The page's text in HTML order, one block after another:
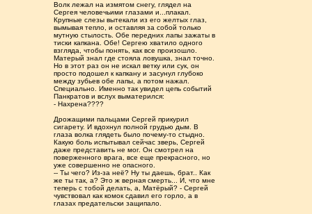
Волк лежал на измятом снегу, глядел на
Сергея человечьими глазами и...плакал.
Крупные слезы вытекали из его желтых глаз,
вымывая тепло, и оставляя за собой только
мутную стылость. Обе передних лапы зажаты в
тиски капкана. Обе! Сергею хватило одного
взгляда, чтобы понять, как все произошло.
Матерый знал где стояла ловушка, знал точно.
Но в этот раз он не искал ветку или сук, он
просто подошел к капкану и засунул глубоко
между зубьев обе лапы, а потом нажал.
Специально. Именно так увидел цепь событий
Панкратов и вслух выматерился:
- Нахрена????
Дрожащими пальцами Сергей прикурил
сигарету. И вдохнул полной грудью дым. В
глаза волка глядеть было почему-то стыдно.
Какую боль испытывал сейчас зверь, Сергей
даже представить не мог. Он смотрел на
поверженного врага, все еще прекрасного, но
уже совершенно не опасного.
-- Ты чего? Из-за неё? Ну ты даешь, брат.. Как
же ты так, а? Это ж верная смерть... И, что мне
теперь с тобой делать, а, Матёрый? - Сергей
чувствовал как комок сдавил его горло, а в
глазах предательски защипало.